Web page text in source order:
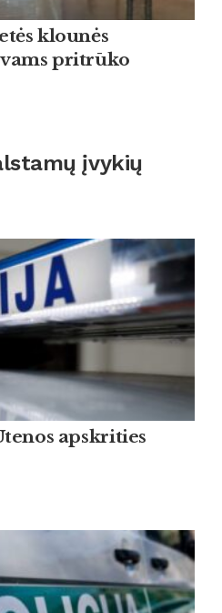
klounės
pritrūko
įvykių
apskrities